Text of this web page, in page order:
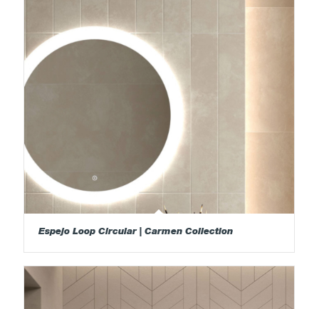
Espejo Loop Circular | Carmen Collection